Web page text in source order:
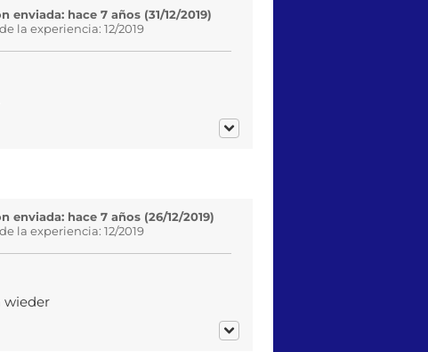
enviada: hace 7 años (31/12/2019)
la experiencia: 12/2019
enviada: hace 7 años (26/12/2019)
la experiencia: 12/2019
wieder